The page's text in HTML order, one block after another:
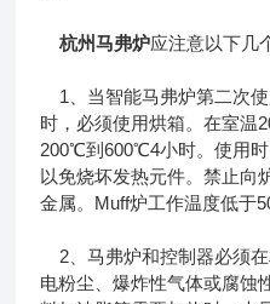
杭州马弗炉应注意以下几
1、当智能马弗炉第二次
时，必须使用烘箱。在室温
200℃到600℃4小时。使用时
以免烧坏发热元件。禁止向
金属。Muff炉工作温度低于
2、马弗炉和控制器必须
电粉尘、爆炸性气体或腐蚀